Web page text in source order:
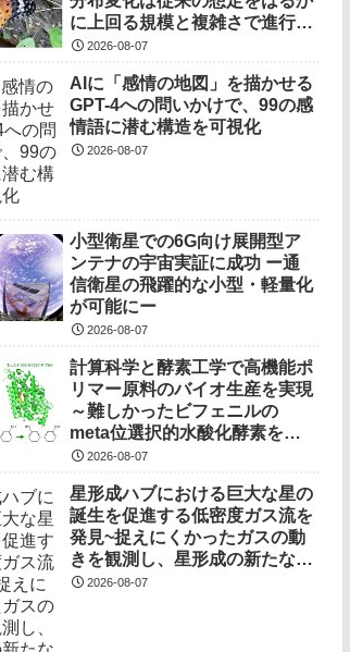
に上回る規模と複雑さで進行し
ていることを解明――
2026-08-07
AIに「感情の地図」を描かせる
GPT-4への問いかけで、99の感
情語に潜む構造を可視化
2026-08-07
小型衛星での6G向け展開型ア
ンテナの宇宙実証に成功 ー通
信衛星の飛躍的な小型・軽量化
が可能にー
2026-08-07
計算科学と酵素工学で高機能ポ
リマー原料のバイオ生産を実現
～難しかったビフェニルの
meta位選択的水酸化酵素を開
発～2026-08-07
星形成ハブにおける巨大な星の
誕生を促進する低密度ガス流を
発見~捉えにくかったガスの動
きを観測し、星形成の新たなプ
ロセスを明らかに~
2026-08-07